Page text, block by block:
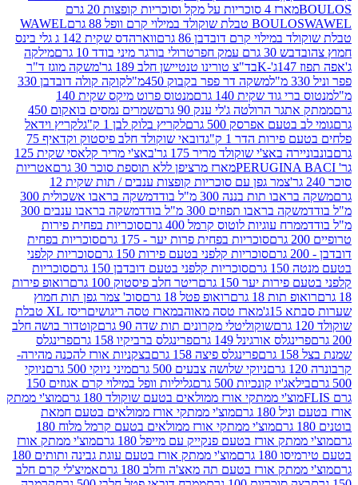
מארז 4 סוכריות על מקל וסוכריות קופצות 20 גרם
WAWEL
קרם דובדבן 86 גרם
ווארהדס שקית 142 ג גלי בינס
דבש 30 גרם עמק חפר
טרולי בורגר מיני בודד 10 גרם
מילקה
בד"צ טורינו טנטיישן חלב 189 גר'
משקה מוגז ד"ר
משקה דר פפר בקבוק 450מ"ל
קוקה קולה דובדבן 330
גוד שקית 140 גרם
מנטוס פרוט מיקס שקית 140
הרולטה ג'לי ענק 90 גרם
שמרים נמסים בואקום 450
אפרסק 500 גרם
לקריץ בלוק לבן 1 ק"ג
לקריץ וידאל
הדר 1 ק"ג
דובאי שוקולד חלב פיסטוק וקדאיף 75
באצ'י שוקולד מריר 175 גר'
באצ'י מריר קלאסי שקית 125
מארז מרציפן ללא תוספת סוכר 30 גרם
אטריות
צמר גפן עם סוכריות קופצות ענבים / תות שקית 12
תות בננה 300 מ"ל בודד
משקה בראבו אשכולית 300
בראבו תפוזים 300 מ"ל בודד
משקה בראבו ענבים 300
עוגיות לוטוס קרמל 400 גרם
סוכריות בפחית פירות
סוכריות בפחית פרות יער - 175 גרם
סוכריות בפחית
סוכריות קלפני בטעם פירות 150 גרם
סוכריות קלפני
סוכריות קלפני בטעם דובדבן 150 גרם
סוכריות
יער 150 גרם
ריטר חלב פיסטוק 100 גרם
רואופ פירות
תות 18 גרם
רואופ פטל 18 גרם
סוכ' צמר גפן תות חמוץ
מארז טסה מאוהב מארז טסה ריגושים
ריסז XL טבלת
שוקוליטלי מקרונים תות שדה 90 גרם
קוטדור בושה חלב
אורגינל 149 גרם
פרינגלס ברביקיו 158 גרם
פרינגלס
פרינגלס פיצה 158 גרם
בצקניות אורז להכנה מהירה-
ניוקי שלושה צבעים 500 גרם
מיני ניוקי 500 גרם
ניוקי
קונכיות 500 גרם
גליליות וופל במילוי קרם אגוזים 150
ממתקי אורז ממולאים בטעם שוקולד 180 גרם
מוצ'י ממתק
גרם
מוצ'י ממתקי אורז ממולאים בטעם חמאת
מוצ'י ממתקי אורז ממולאים בטעם קרמל מלוח 180
אורז בטעם פנקייק עם מייפל 180 גרם
מוצ'י ממתק אורז
גרם
מוצ'י ממתק אורז בטעם עוגת גבינה ותותים 180
אורז בטעם תה מאצ'ה וחלב 180 גרם
אמיצ'לי קרם חלב